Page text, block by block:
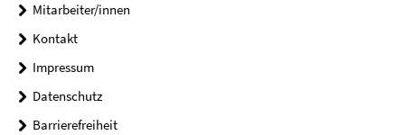
Mitarbeiter/innen
Kontakt
Impressum
Datenschutz
Barrierefreiheit